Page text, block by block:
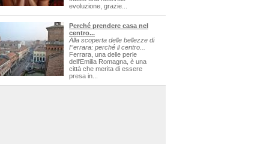
evoluzione, grazie...
Perché prendere casa nel
centro...
Alla scoperta delle bellezze di
Ferrara: perché il centro...
Ferrara, una delle perle
dell'Emilia Romagna, è una
città che merita di essere
presa in...